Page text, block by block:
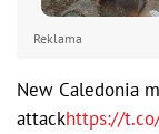
Reklama
New Caledonia
attackhttps://